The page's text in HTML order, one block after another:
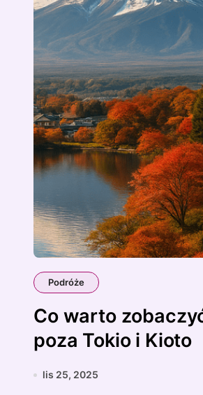
Podróże
Co warto
poza Tokio i Kioto
lis 25, 2025